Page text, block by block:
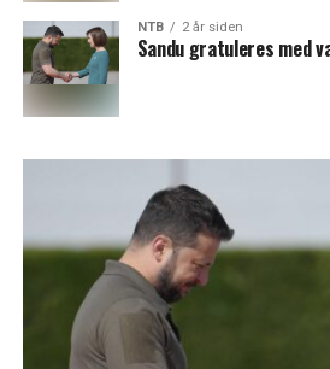
NTB 2 år siden
Sandu gratuleres med